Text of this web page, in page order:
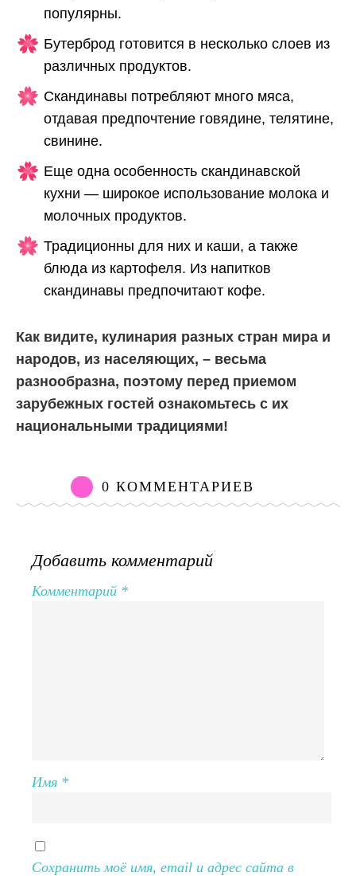
популярны.
Бутерброд готовится в несколько слоев из
различных продуктов.
Скандинавы потребляют много мяса,
отдавая предпочтение говядине, телятине,
свинине.
Еще одна особенность скандинавской
кухни — широкое использование молока и
молочных продуктов.
Традиционны для них и каши, а также
блюда из картофеля. Из напитков
скандинавы предпочитают кофе.
Как видите, кулинария разных стран мира и
народов, из населяющих, – весьма
разнообразна, поэтому перед приемом
зарубежных гостей ознакомьтесь с их
национальными традициями!
0 КОММЕНТАРИЕВ
Добавить комментарий
Комментарий *
Имя *
Сохранить моё имя, email и адрес сайта в